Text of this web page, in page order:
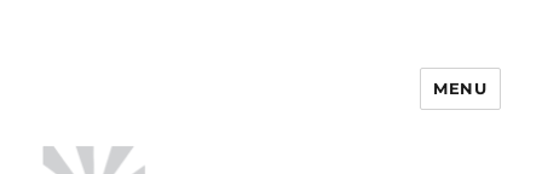
MENU